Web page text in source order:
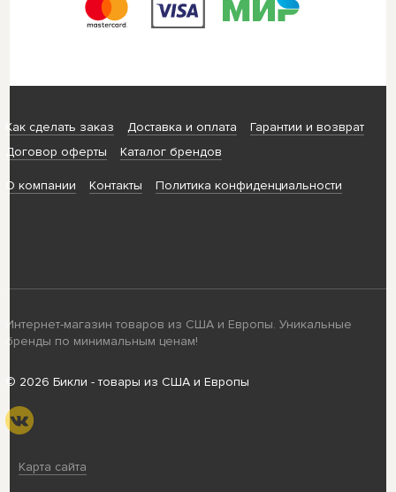
Как сделать заказ Доставка и оплата
Гарантии и возврат
Договор оферты
Каталог брендов
О компании Контакты Политика конфиденциальности
Интернет-магазин товаров из США и Европы. Уникальные
бренды по минимальным ценам!
© 2026 Бикли - товары из США и Европы
Карта сайта